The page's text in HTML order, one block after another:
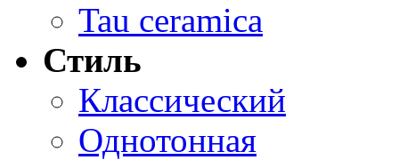
Tau ceramica
Стиль
Классический
Однотонная